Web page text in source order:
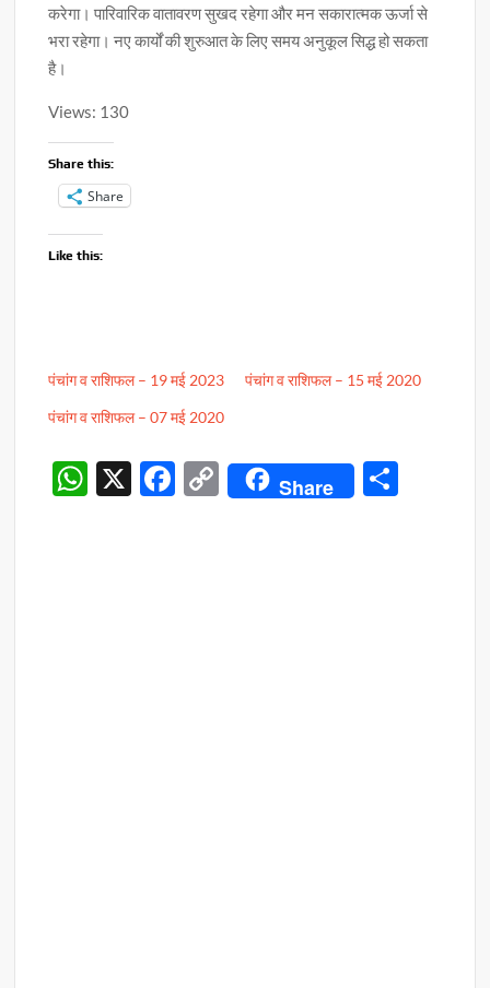
करेगा। पारिवारिक वातावरण सुखद रहेगा और मन सकारात्मक ऊर्जा से
भरा रहेगा। नए कार्यों की शुरुआत के लिए समय अनुकूल सिद्ध हो सकता
है।
Views: 130
Share this:
Share
Like this:
पंचांग व राशिफल – 19 मई 2023
पंचांग व राशिफल – 15 मई 2020
पंचांग व राशिफल – 07 मई 2020
W X
F
C
Share